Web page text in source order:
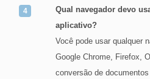
Qual navegador devo
aplicativo?
Você pode usar qualquer
Google Chrome, Firefox,
conversão de